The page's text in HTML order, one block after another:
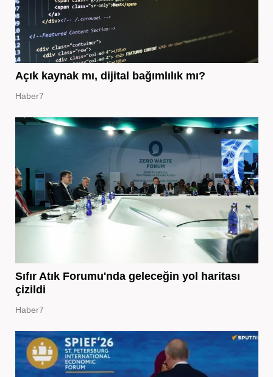
Açık kaynak mı, dijital bağımlılık mı?
Haber7
Sıfır Atık Forumu'nda geleceğin yol haritası
çizildi
Haber7